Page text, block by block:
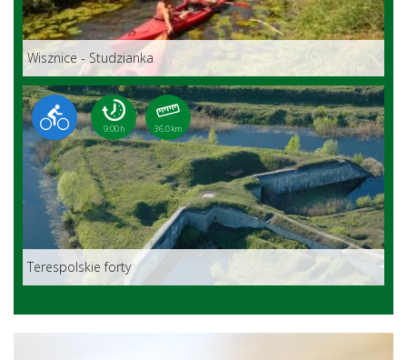
Wisznice - Studzianka
9:00 h 36.0 km
Terespolskie forty